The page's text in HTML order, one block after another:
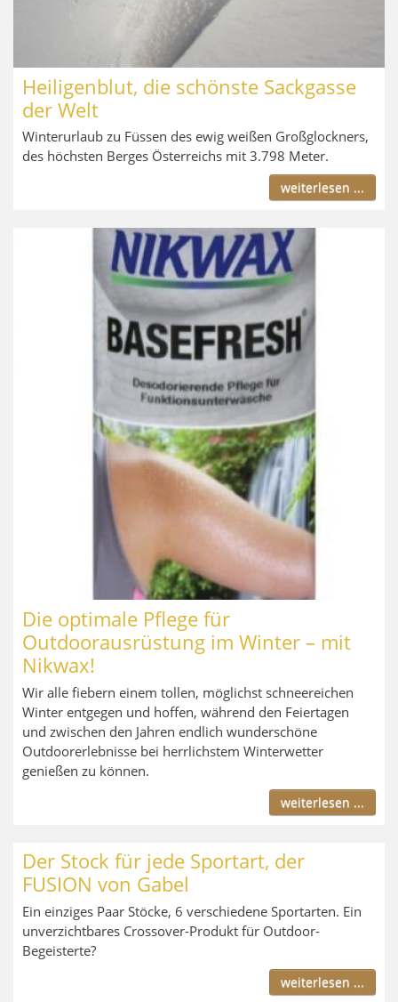
Heiligenblut, die schönste Sackgasse
der Welt
Winterurlaub zu Füssen des ewig weißen Großglockners,
des höchsten Berges Österreichs mit 3.798 Meter.
weiterlesen ...
Die optimale Pflege für
Outdoorausrüstung im Winter – mit
Nikwax!
Wir alle fiebern einem tollen, möglichst schneereichen
Winter entgegen und hoffen, während den Feier­tagen
und zwischen den Jahren endlich wunderschöne
Outdoorerlebnisse bei herrlichstem Winterwetter
genießen zu können.
weiterlesen ...
Der Stock für jede Sportart, der
FUSION von Gabel
Ein einziges Paar Stöcke, 6 verschiedene Sportarten. Ein
unverzichtbares Crossover-Produkt für Outdoor-
Begeisterte?
weiterlesen ...